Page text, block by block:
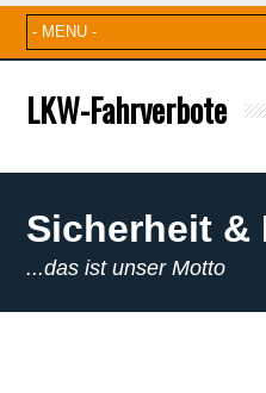
LKW-Fahrverbote
Sicherheit &
...das ist unser Motto